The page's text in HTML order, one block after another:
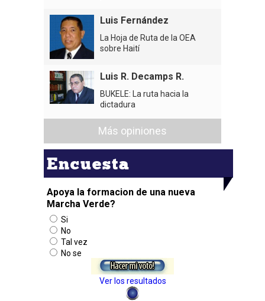
Luis Fernández
La Hoja de Ruta de la OEA
sobre Haití
Luis R. Decamps R.
BUKELE: La ruta hacia la
dictadura
Más opiniones
Encuesta
Apoya la formacion de una nueva
Marcha Verde?
Si
No
Tal vez
No se
Ver los resultados